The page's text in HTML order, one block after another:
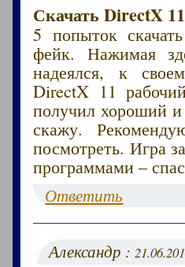
Скачать DirectX
5 попыток
фейк. Нажимая
надеялся, к
DirectX 11
получил хороший
скажу.
посмотреть. Игра
программами –
Ответить
Александр :